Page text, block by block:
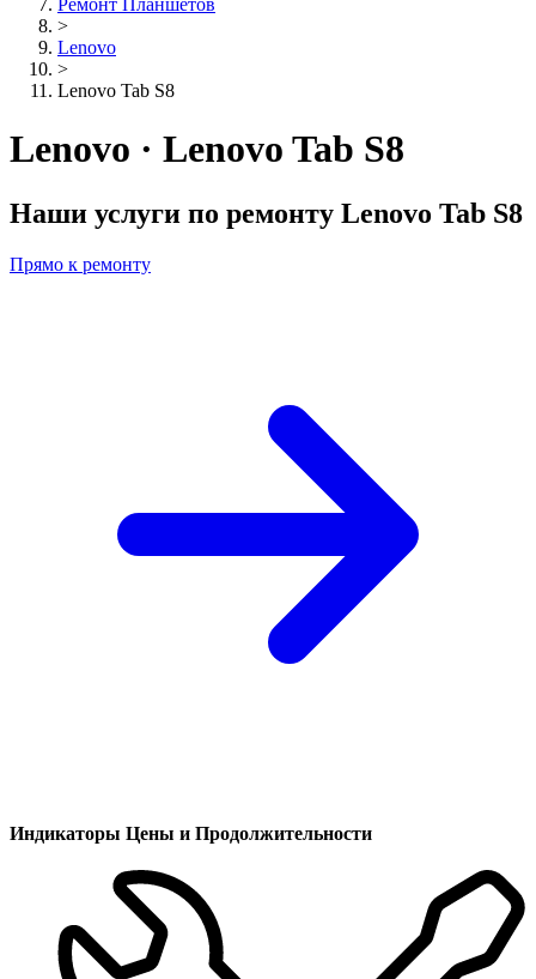
Ремонт Планшетов
>
Lenovo
>
Lenovo Tab S8
Lenovo · Lenovo Tab S8
Наши услуги по ремонту Lenovo Tab S8
Прямо к ремонту
Индикаторы Цены и Продолжительности